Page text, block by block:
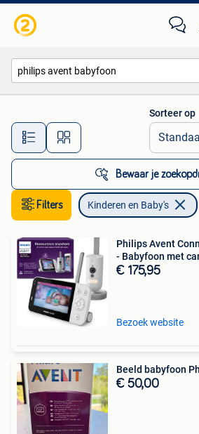
Alle afstanden…
Sorteer op
Bewaar je
Filters Kinderen en Baby's
Philips Avent
- Babyfoon met
€ 175,95
Bezoek website
Beeld babyfoon
€ 50,00